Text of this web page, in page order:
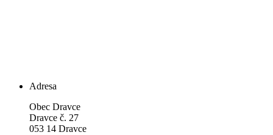
Adresa
Obec Dravce
Dravce č. 27
053 14 Dravce